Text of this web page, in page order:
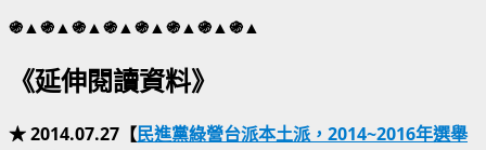
֍▲֍▲֍▲֍▲֍▲֍▲֍▲֍▲
《延伸閱讀資料》
★ 2014.07.27【民進黨綠營台派本土派，2014~2016年選舉